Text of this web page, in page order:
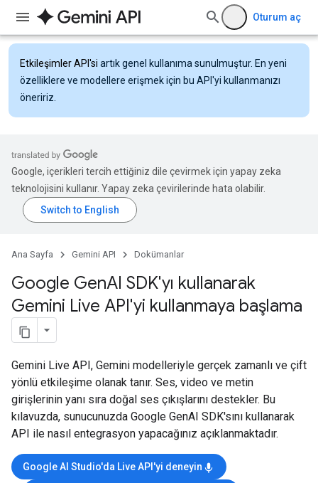
Oturum aç
Etkileşimler API'si artık genel kullanıma sunulmuştur. En yeni
özelliklere ve modellere erişmek için bu API'yi kullanmanızı
öneririz.
Google, içerikleri tercih ettiğiniz dile çevirmek için yapay zeka
teknolojisini kullanır. Yapay zeka çevirilerinde hata olabilir.
Ana Sayfa Gemini API Dokümanlar
Google GenAI SDK'yı kullanarak
Gemini Live API'yi kullanmaya başlama
Gemini Live API, Gemini modelleriyle gerçek zamanlı ve çift
yönlü etkileşime olanak tanır. Ses, video ve metin
girişlerinin yanı sıra doğal ses çıkışlarını destekler. Bu
kılavuzda, sunucunuzda Google GenAI SDK'sını kullanarak
API ile nasıl entegrasyon yapacağınız açıklanmaktadır.
Google AI Studio'da Live API'yi deneyin mic